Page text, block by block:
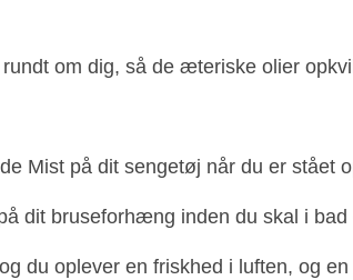
om dig, så de æteriske olier
Mist på dit sengetøj når du er stået
dit bruseforhæng inden du skal i bad
du oplever en friskhed i luften, og